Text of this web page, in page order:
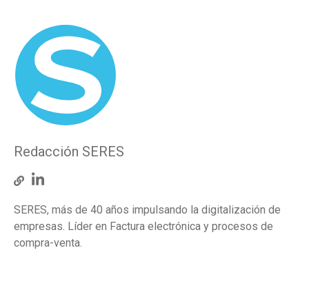
Redacción SERES
SERES, más de 40 años impulsando la digitalización de
empresas. Líder en Factura electrónica y procesos de
compra-venta.